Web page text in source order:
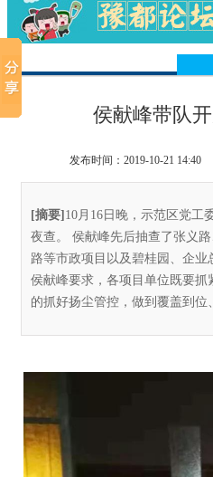
侯献峰带队
发布时间：2019-10-21 14:40
[摘要]10月16日晚，示范区党工
夜查。 侯献峰先后抽查了张义
路等市政项目以及碧桂园、企业
侯献峰要求，各项目单位既要抓
的抓好扬尘管控，做到覆盖到位